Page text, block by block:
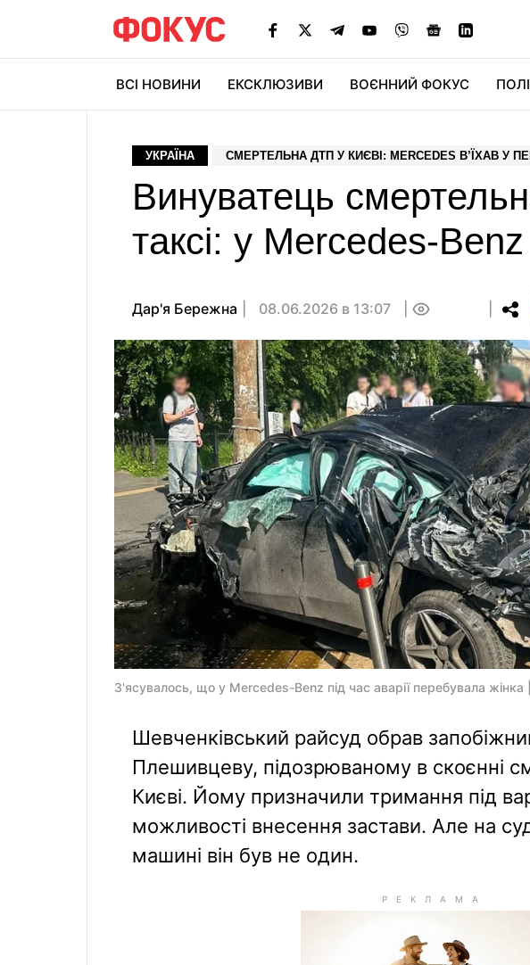
ВСІ НОВИНИ ЕКСКЛЮЗИВИ ВОЄННИЙ ФОКУС
УКРАЇНА СМЕРТЕЛЬНА ДТП У КИЄВІ: MERCEDES В’ЇХАВ У
Винуватець
таксі: у Mercedes-
Дар'я Бережна 08.06.2026 в 13:07
З'ясувалось, що у Mercedes-Benz під час аварії перебувала жінка
Шевченківський райсуд обрав
Плешивцеву, підозрюваному в скоєнні
Києві. Йому призначили тримання під
можливості внесення застави. Але на
машині він був не один.